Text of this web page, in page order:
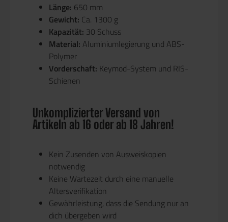
Länge: 650 mm
Gewicht: Ca. 1300 g
Kapazität: 30 Schuss
Material: Aluminiumlegierung und ABS-
Polymer
Vorderschaft: Keymod-System und RIS-
Schienen
Unkomplizierter Versand von
Artikeln ab 16 oder ab 18 Jahren!
Kein Zusenden von Ausweiskopien
notwendig
Keine Wartezeit durch eine manuelle
Altersverifikation
Gewährleistung, dass die Sendung nur an
dich übergeben wird